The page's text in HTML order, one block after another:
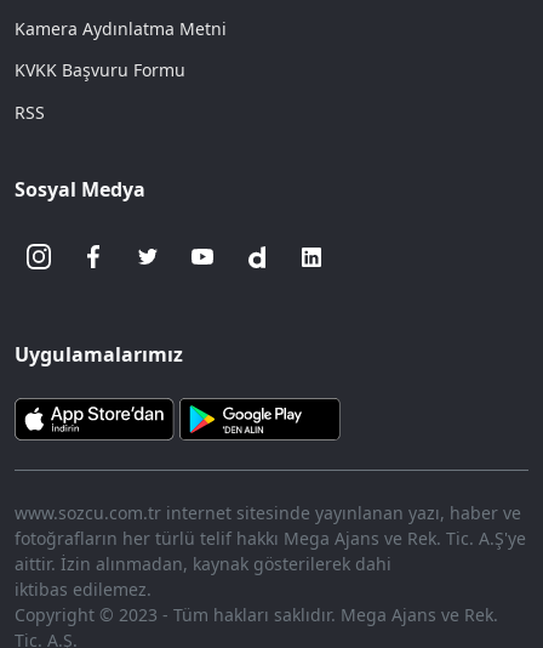
Kamera Aydınlatma Metni
KVKK Başvuru Formu
RSS
Sosyal Medya
Uygulamalarımız
www.sozcu.com.tr internet sitesinde yayınlanan yazı, haber ve
fotoğrafların her türlü telif hakkı Mega Ajans ve Rek. Tic. A.Ş'ye
aittir. İzin alınmadan, kaynak gösterilerek dahi
iktibas edilemez.
Copyright © 2023 - Tüm hakları saklıdır. Mega Ajans ve Rek.
Tic. A.Ş.